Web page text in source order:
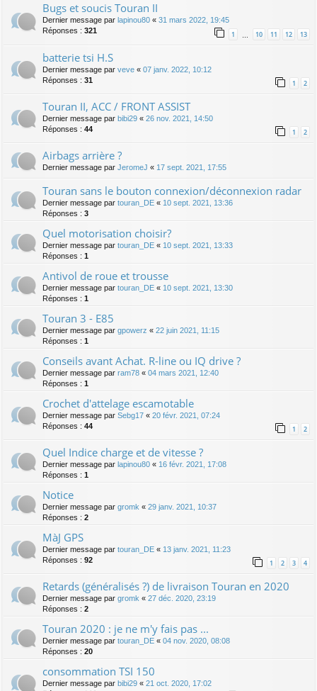
Bugs et soucis Touran II
Dernier message par lapinou80 « 31 mars 2022, 19:45
Réponses : 321 1 10 11 12 13
batterie tsi H.S
Dernier message par veve « 07 janv. 2022, 10:12
Réponses : 31 1 2
Touran II, ACC / FRONT ASSIST
Dernier message par bibi29 « 26 nov. 2021, 14:50
Réponses : 44 1 2
Airbags arrière ?
Dernier message par JeromeJ « 17 sept. 2021, 17:55
Touran sans le bouton connexion/déconnexion radar
Dernier message par touran_DE « 10 sept. 2021, 13:36
Réponses : 3
Quel motorisation choisir?
Dernier message par touran_DE « 10 sept. 2021, 13:33
Réponses : 1
Antivol de roue et trousse
Dernier message par touran_DE « 10 sept. 2021, 13:30
Réponses : 1
Touran 3 - E85
Dernier message par gpowerz « 22 juin 2021, 11:15
Réponses : 1
Conseils avant Achat. R-line ou IQ drive ?
Dernier message par ram78 « 04 mars 2021, 12:40
Réponses : 1
Crochet d'attelage escamotable
Dernier message par Sebg17 « 20 févr. 2021, 07:24
Réponses : 44 1 2
Quel Indice charge et de vitesse ?
Dernier message par lapinou80 « 16 févr. 2021, 17:08
Réponses : 1
Notice
Dernier message par gromk « 29 janv. 2021, 10:37
Réponses : 2
MàJ GPS
Dernier message par touran_DE « 13 janv. 2021, 11:23
Réponses : 92 1 2 3 4
Retards (généralisés ?) de livraison Touran en 2020
Dernier message par gromk « 27 déc. 2020, 23:19
Réponses : 2
Touran 2020 : je ne m'y fais pas ...
Dernier message par touran_DE « 04 nov. 2020, 08:08
Réponses : 20
consommation TSI 150
Dernier message par bibi29 « 21 oct. 2020, 17:02